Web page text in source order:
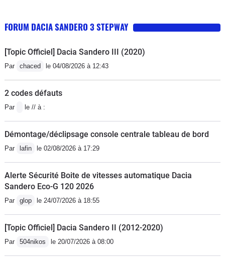
FORUM DACIA SANDERO 3 STEPWAY
[Topic Officiel] Dacia Sandero III (2020)
Par chaced le 04/08/2026 à 12:43
2 codes défauts
Par le // à :
Démontage/déclipsage console centrale tableau de bord
Par lafin le 02/08/2026 à 17:29
Alerte Sécurité Boite de vitesses automatique Dacia
Sandero Eco-G 120 2026
Par glop le 24/07/2026 à 18:55
[Topic Officiel] Dacia Sandero II (2012-2020)
Par 504nikos le 20/07/2026 à 08:00